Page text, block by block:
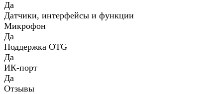
Да
Датчики, интерфейсы и функции
Микрофон
Да
Поддержка OTG
Да
ИК-порт
Да
Отзывы